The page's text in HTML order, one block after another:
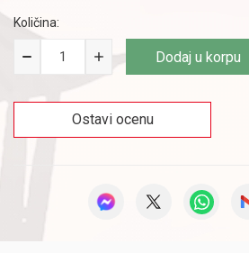
Količina:
Dodaj u korpu
Ostavi ocenu